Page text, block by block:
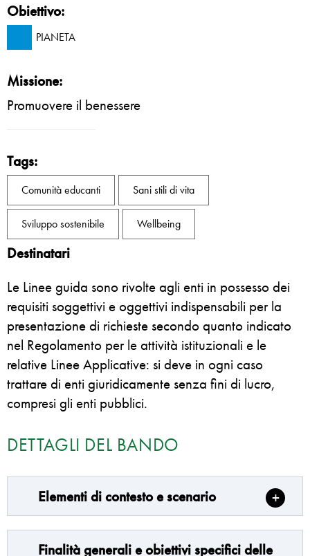
Obiettivo:
PIANETA
Missione:
Promuovere il benessere
Tags:
Comunità educanti Sani stili di vita
Sviluppo sostenibile Wellbeing
Destinatari
Le Linee guida sono rivolte agli enti in possesso dei
requisiti soggettivi e oggettivi indispensabili per la
presentazione di richieste secondo quanto indicato
nel Regolamento per le attività istituzionali e le
relative Linee Applicative: si deve in ogni caso
trattare di enti giuridicamente senza fini di lucro,
compresi gli enti pubblici.
DETTAGLI DEL BANDO
Elementi di contesto e scenario
Finalità generali e obiettivi specifici delle